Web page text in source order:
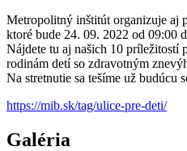
Metropolitný inštitút organizuje aj
ktoré bude 24. 09. 2022 od 09:00
Nájdete tu aj našich 10
rodinám detí so zdravotným
Na stretnutie sa tešíme už budúcu
https://mib.sk/tag/ulice-pre-deti/
Galéria